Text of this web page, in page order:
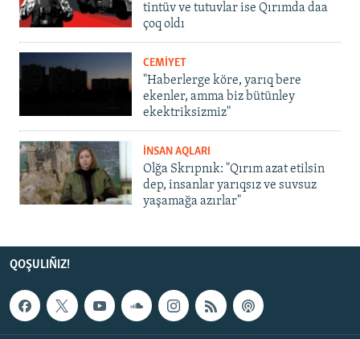
tintüv ve tutuvlar ise Qırımda daa
çoq oldı
CEMİYET
"Haberlerge köre, yarıq bere
ekenler, amma biz bütünley
ekektriksizmiz"
İNSAN AQLARI
Olğa Skrıpnık: "Qırım azat etilsin
dep, insanlar yarıqsız ve suvsuz
yaşamağa azırlar"
QOŞULIÑIZ!